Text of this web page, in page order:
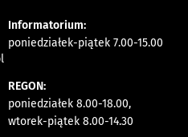
Informatorium:
poniedziałek-piątek 7.00-15.00
REGON:
poniedziałek 8.00-18.00,
wtorek-piątek 8.00-14.30